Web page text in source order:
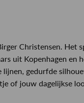
Christensen. Het
uit Kopenhagen en
lijnen, gedurfde
of jouw dagelijkse